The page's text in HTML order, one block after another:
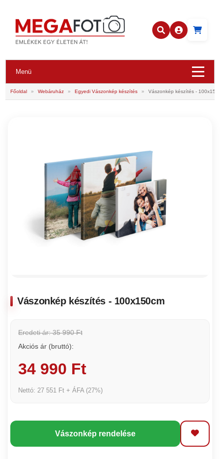
Menü
Főoldal » Webáruház » Egyedi Vászonkép készítés » Vászonkép készítés -
Vászonkép készítés - 100x150cm
Eredeti ár: 35 990 Ft
Akciós ár (bruttó):
34 990 Ft
Nettó: 27 551 Ft + ÁFA (27%)
Vászonkép rendelése